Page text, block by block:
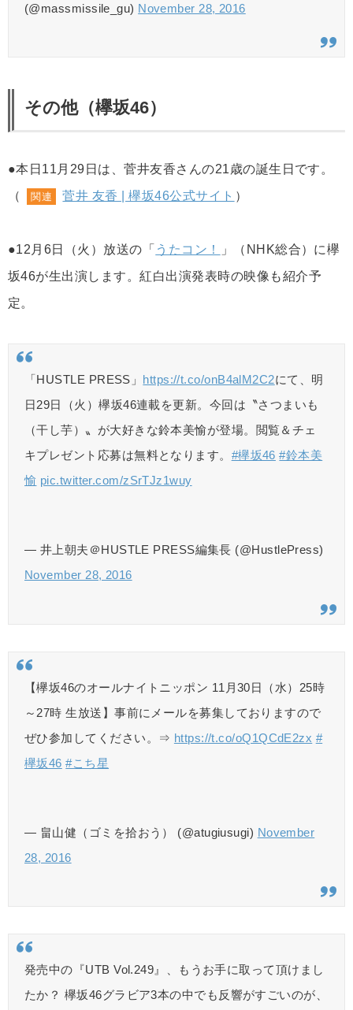
(@massmissile_gu) November 28, 2016
その他（欅坂46）
●本日11月29日は、菅井友香さんの21歳の誕生日です。
（
関連 菅井 友香 | 欅坂46公式サイト ）
●12月6日（火）放送の「 うたコン！
」（NHK総合）に欅
坂46が生出演します。紅白出演発表時の映像も紹介予
定。
「HUSTLE PRESS」 https://t.co/onB4alM2C2にて、明
日29日（火）欅坂46連載を更新。今回は〝さつまいも
（干し芋）〟が大好きな鈴本美愉が登場。閲覧＆チェ
キプレゼント応募は無料となります。 #欅坂46 #鈴本美
愉 pic.twitter.com/zSrTJz1wuy
— 井上朝夫＠HUSTLE PRESS編集長 (@HustlePress)
November 28, 2016
【欅坂46のオールナイトニッポン 11月30日（水）25時
～27時 生放送】事前にメールを募集しておりますので
ぜひ参加してください。⇒ https://t.co/oQ1QCdE2zx #
欅坂46 #こち星
— 畠山健（ゴミを拾おう） (@atugiusugi) November
28, 2016
発売中の『UTB Vol.249』、もうお手に取って頂けまし
たか？ 欅坂46グラビア3本の中でも反響がすごいのが、